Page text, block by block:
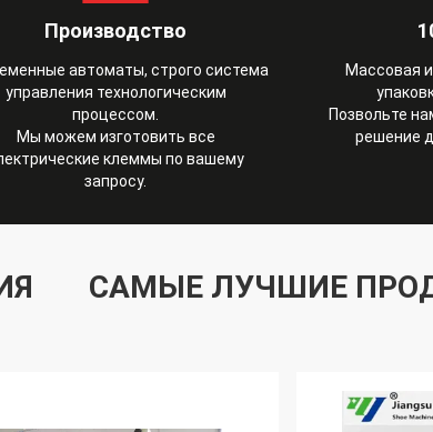
Производство
автоматы, строго система
управления технологическим
процессом.
Мы можем изготовить все
клеммы по вашему
запросу.
Массовая
Позвольте
решение
САМЫЕ ЛУЧШИЕ